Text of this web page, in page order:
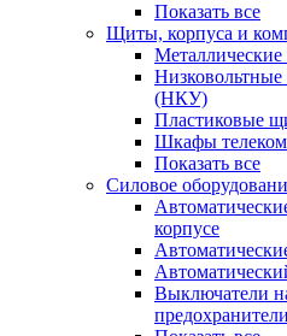
Показать все
Щиты, корпуса и
Низковольтные
(НКУ)
Пластиковые
Шкафы
Показать все
Силовое
корпусе
Выключатели
предохранители